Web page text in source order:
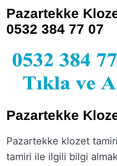
Pazartekke
0532 384 77 07
Pazartekke
Pazartekke klozet
tamiri ile ilgili bilgi